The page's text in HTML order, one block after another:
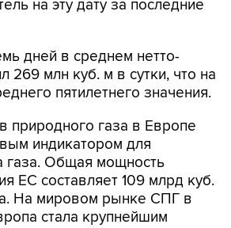
на эту дату за последние
дней в среднем нетто-
269 млн куб. м в сутки, что на
пятилетнего значения.
природного газа в Европе
индикатором для
газа. Общая мощность
ЕС составляет 109 млрд куб.
На мировом рынке СПГ в
стала крупнейшим